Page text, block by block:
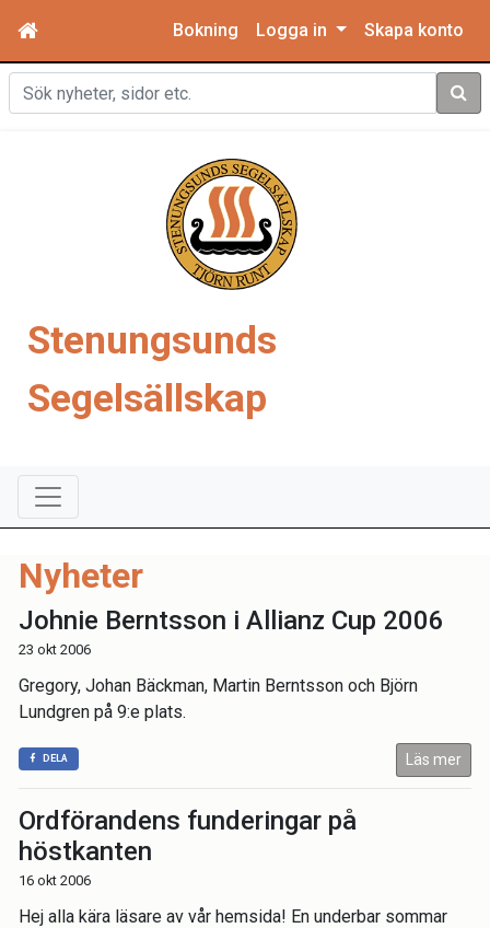
Bokning Logga in Skapa konto
Sök
Stenungsunds
Segelsällskap
Nyheter
Johnie Berntsson i Allianz Cup 2006
23 okt 2006
Gregory, Johan Bäckman, Martin Berntsson och Björn
Lundgren på 9:e plats.
DELA Läs mer
Ordförandens funderingar på
höstkanten
16 okt 2006
Hej alla kära läsare av vår hemsida! En underbar sommar